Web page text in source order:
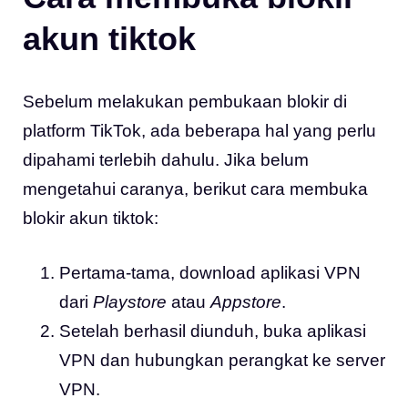
akun tiktok
Sebelum melakukan pembukaan blokir di
platform TikTok, ada beberapa hal yang perlu
dipahami terlebih dahulu. Jika belum
mengetahui caranya, berikut cara membuka
blokir akun tiktok:
Pertama-tama, download aplikasi VPN
dari Playstore atauAppstore.
Setelah berhasil diunduh, buka aplikasi
VPN dan hubungkan perangkat ke server
VPN.